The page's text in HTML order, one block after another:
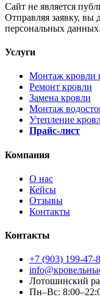
Cайт не является
Отправляя заявку, вы
персональных данных.
Услуги
Монтаж кровли
Ремонт кровли
Замена кровли
Монтаж
Утепление
Прайс-лист
Компания
О нас
Кейсы
Отзывы
Контакты
Контакты
+7 (903) 199-47-
Лотошинский
Пн–Вс: